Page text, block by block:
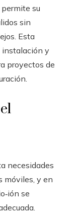
su
sin
Esta
instalación y
proyectos de
necesidades
móviles, y en
se